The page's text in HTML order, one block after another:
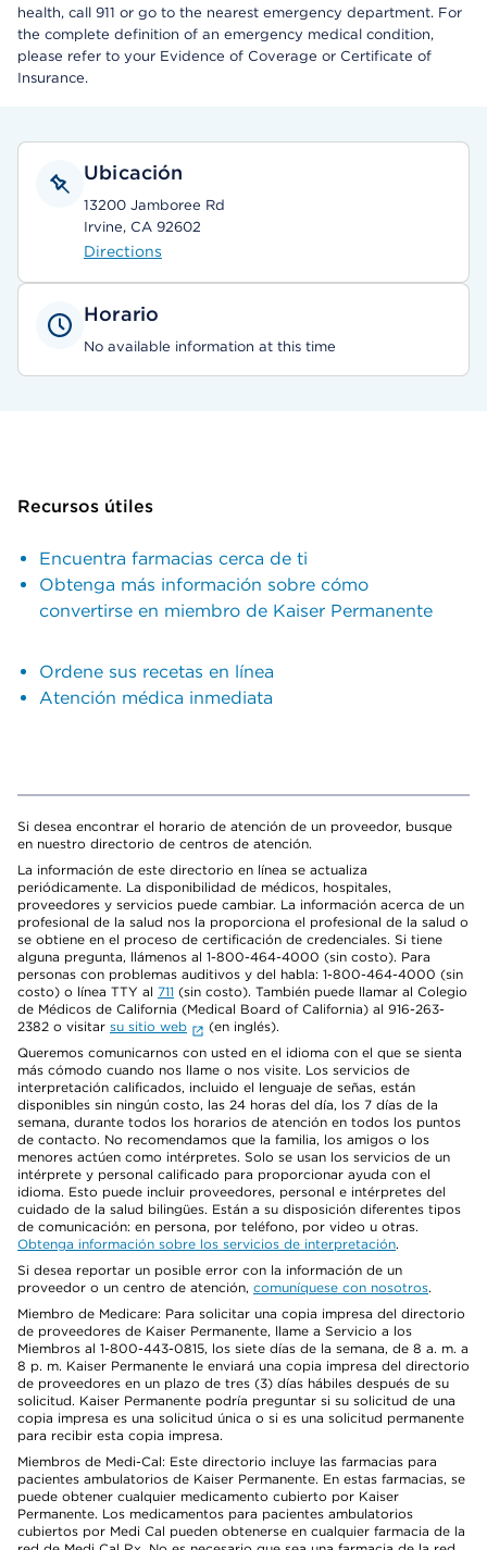
health, call 911 or go to the nearest emergency department. For
the complete definition of an emergency medical condition,
please refer to your Evidence of Coverage or Certificate of
Insurance.
Ubicación
13200 Jamboree Rd
Irvine, CA 92602
Directions
Horario
No available information at this time
Recursos útiles
Encuentra farmacias cerca de ti
Obtenga más información sobre cómo
convertirse en miembro de Kaiser Permanente
Ordene sus recetas en línea
Atención médica inmediata
Si desea encontrar el horario de atención de un proveedor, busque
en nuestro directorio de centros de atención.
La información de este directorio en línea se actualiza
periódicamente. La disponibilidad de médicos, hospitales,
proveedores y servicios puede cambiar. La información acerca de un
profesional de la salud nos la proporciona el profesional de la salud o
se obtiene en el proceso de certificación de credenciales. Si tiene
alguna pregunta, llámenos al 1-800-464-4000 (sin costo). Para
personas con problemas auditivos y del habla: 1-800-464-4000 (sin
costo) o línea TTY al 711 (sin costo). También puede llamar al Colegio
de Médicos de California (Medical Board of California) al 916-263-
2382 o visitar su sitio web
(en inglés).
Queremos comunicarnos con usted en el idioma con el que se sienta
más cómodo cuando nos llame o nos visite. Los servicios de
interpretación calificados, incluido el lenguaje de señas, están
disponibles sin ningún costo, las 24 horas del día, los 7 días de la
semana, durante todos los horarios de atención en todos los puntos
de contacto. No recomendamos que la familia, los amigos o los
menores actúen como intérpretes. Solo se usan los servicios de un
intérprete y personal calificado para proporcionar ayuda con el
idioma. Esto puede incluir proveedores, personal e intérpretes del
cuidado de la salud bilingües. Están a su disposición diferentes tipos
de comunicación: en persona, por teléfono, por video u otras.
Obtenga información sobre los servicios de interpretación.
Si desea reportar un posible error con la información de un
proveedor o un centro de atención, comuníquese con nosotros.
Miembro de Medicare: Para solicitar una copia impresa del directorio
de proveedores de Kaiser Permanente, llame a Servicio a los
Miembros al 1-800-443-0815, los siete días de la semana, de 8 a. m. a
8 p. m. Kaiser Permanente le enviará una copia impresa del directorio
de proveedores en un plazo de tres (3) días hábiles después de su
solicitud. Kaiser Permanente podría preguntar si su solicitud de una
copia impresa es una solicitud única o si es una solicitud permanente
para recibir esta copia impresa.
Miembros de Medi-Cal: Este directorio incluye las farmacias para
pacientes ambulatorios de Kaiser Permanente. En estas farmacias, se
puede obtener cualquier medicamento cubierto por Kaiser
Permanente. Los medicamentos para pacientes ambulatorios
cubiertos por Medi Cal pueden obtenerse en cualquier farmacia de la